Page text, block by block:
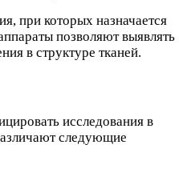
при которых назначается
позволяют выявлять
в структуре тканей.
исследования в
следующие